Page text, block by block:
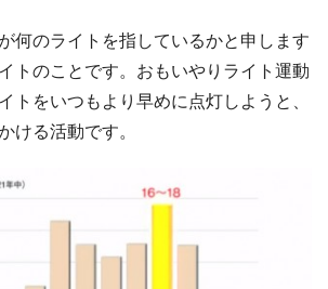
何のライトを指しているかと申します
トのことです。おもいやりライト運動
トをいつもより早めに点灯しようと、
ける活動です。